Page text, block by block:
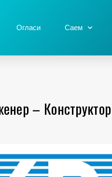
Огласи Саем
– Конструктор